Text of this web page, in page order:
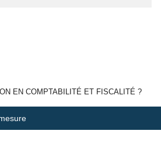
EN COMPTABILITÉ ET FISCALITÉ ?